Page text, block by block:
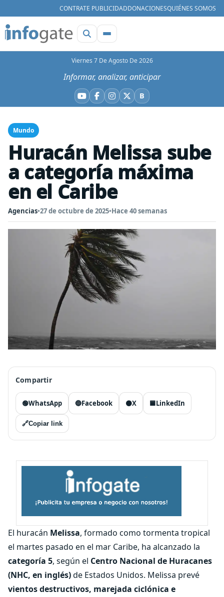
CONTRATE PUBLICIDADDONACIONESQUIÉNES SOMOS
Viernes 7 De Agosto De 2026
Informar, analizar, anticipar
YouTube
Facebook
Instagram
X BBluesky
Mundo
Huracán Melissa sube
a categoría máxima
en el Caribe
Agencias•27 de octubre de 2025•Hace 40 semanas
Compartir
🟢WhatsApp 🔵Facebook ⚫X 🟦LinkedIn
🔗Copiar link
El huracán Melissa, formado como tormenta tropical
el martes pasado en el mar Caribe, ha alcanzado la
categoría 5, según el Centro Nacional de Huracanes
(NHC, en inglés)de Estados Unidos. Melissa prevé
vientos destructivos, marejada ciclónica e